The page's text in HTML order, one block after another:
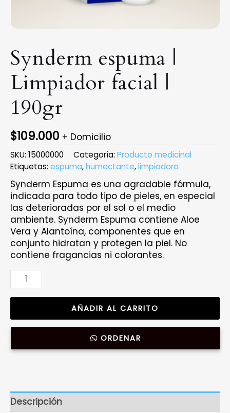
Synderm espuma |
Limpiador facial |
190gr
$109.000 + Domicilio
SKU: 15000000 Categoría: Producto medicinal
Etiquetas: espuma,humectante,limpiadora
Synderm Espuma es una agradable fórmula,
indicada para todo tipo de pieles, en especial
las deterioradas por el sol o el medio
ambiente. Synderm Espuma contiene Aloe
Vera y Alantoína, componentes que en
conjunto hidratan y protegen la piel. No
contiene fragancias ni colorantes.
Synderm
espuma
|
facial
190gr
AÑADIR AL CARRITO
ORDENAR
Descripción